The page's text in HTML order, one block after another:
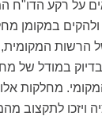
על רקע הדו"ח
ולהקים במקומן
הרשות
במודל של
מחלקות אלו
ויזכו לתקצוב